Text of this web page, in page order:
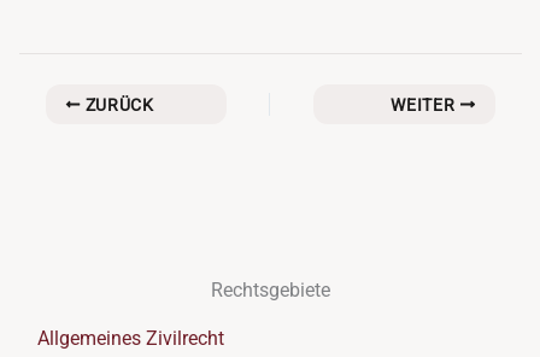
ZURÜCK WEITER
Rechtsgebiete
Allgemeines Zivilrecht